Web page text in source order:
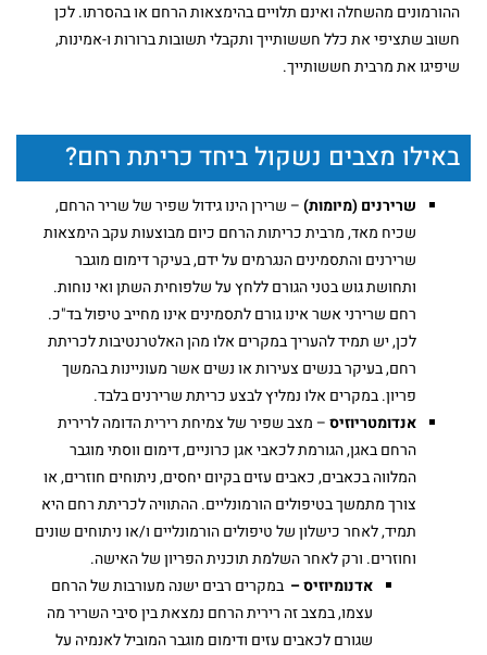
ההורמונים מהשחלה ואינם תלויים בהימצאות הרחם או בהסרתו. לכן
חשוב שתציפי את כלל חששותייך ותקבלי תשובות ברורות ו-אמינות,
שיפיגו את מרבית חששותייך.
באילו מצבים נשקול ביחד כריתת רחם?
שרירנים (מיומות)– שרירן הינו גידול שפיר של שריר הרחם,
שכיח מאד, מרבית כריתות הרחם כיום מבוצעות עקב הימצאות
שרירנים והתסמינים הנגרמים על ידם, בעיקר דימום מוגבר
ותחושת גוש בטני הגורם ללחץ על שלפוחית השתן ואי נוחות.
רחם שרירני אשר אינו גורם לתסמינים אינו מחייב טיפול בד"כ.
לכן, יש תמיד להעריך במקרים אלו מהן האלטרנטיבות לכריתת
רחם, בעיקר בנשים צעירות או נשים אשר מעוניינות בהמשך
פריון. במקרים אלו נמליץ לבצע כריתת שרירנים בלבד.
אנדומטריוזיס– מצב שפיר של צמיחת רירית הדומה לרירית
הרחם באגן, הגורמת לכאבי אגן כרוניים, דימום ווסתי מוגבר
המלווה בכאבים, כאבים עזים בקיום יחסים, ניתוחים חוזרים, או
צורך מתמשך בטיפולים הורמונליים. ההתוויה לכריתת רחם היא
תמיד, לאחר כישלון של טיפולים הורמונליים ו/או ניתוחים שונים
וחוזרים. ורק לאחר השלמת תוכנית הפריון של האישה.
אדנומיוזיס – במקרים רבים ישנה מעורבות של הרחם
עצמו, במצב זה רירית הרחם נמצאת בין סיבי השריר מה
שגורם לכאבים עזים ודימום מוגבר המוביל לאנמיה על